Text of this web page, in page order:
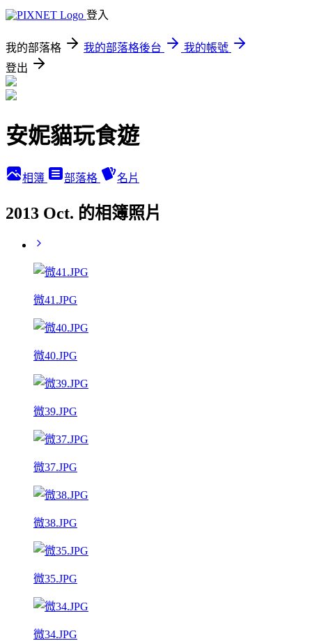
登入
我的部落格 我的部落格後台
我的帳號
登出
安妮貓玩食遊
相簿 部落格 名片
2013 Oct. 的相簿照片
微41.JPG
微40.JPG
微39.JPG
微37.JPG
微38.JPG
微35.JPG
微34.JPG